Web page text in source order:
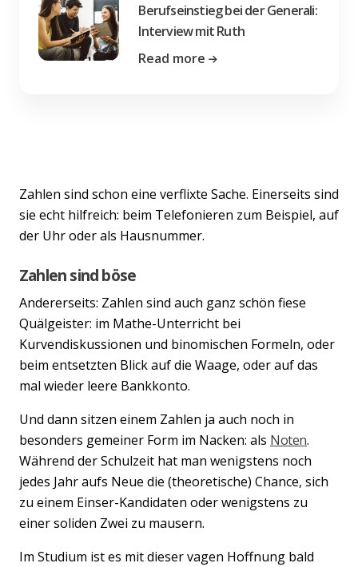
Berufseinstieg bei der Generali:
Interview mit Ruth
Read more
Zahlen sind schon eine verflixte Sache. Einerseits sind
sie echt hilfreich: beim Telefonieren zum Beispiel, auf
der Uhr oder als Hausnummer.
Zahlen sind böse
Andererseits: Zahlen sind auch ganz schön fiese
Quälgeister: im Mathe-Unterricht bei
Kurvendiskussionen und binomischen Formeln, oder
beim entsetzten Blick auf die Waage, oder auf das
mal wieder leere Bankkonto.
Und dann sitzen einem Zahlen ja auch noch in
besonders gemeiner Form im Nacken: als Noten.
Während der Schulzeit hat man wenigstens noch
jedes Jahr aufs Neue die (theoretische) Chance, sich
zu einem Einser-Kandidaten oder wenigstens zu
einer soliden Zwei zu mausern.
Im Studium ist es mit dieser vagen Hoffnung bald